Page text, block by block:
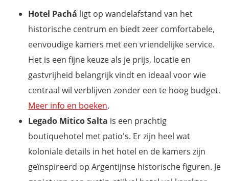
Hotel Pachá ligt op wandelafstand van het
historische centrum en biedt zeer comfortabele,
eenvoudige kamers met een vriendelijke service.
Het is een fijne keuze als je prijs, locatie en
gastvrijheid belangrijk vindt en ideaal voor wie
centraal wil verblijven zonder een te hoog budget.
Meer info en boeken.
Legado Mitico Salta is een prachtig
boutiquehotel met patio's. Er zijn heel wat
koloniale details in het hotel en de kamers zijn
geïnspireerd op Argentijnse historische figuren. Je